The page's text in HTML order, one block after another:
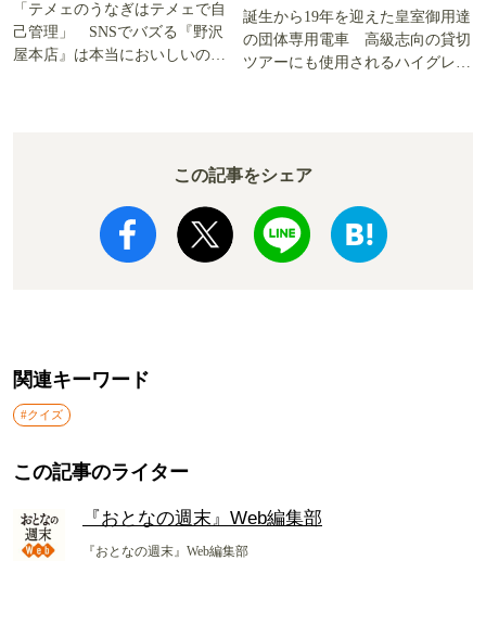
「テメェのうなぎはテメェで自
己管理」 SNSでバズる『野沢
屋本店』は本当においしいの
誕生から19年を迎えた皇室御用達
の団体専用電車 高級志向の貸切
ツアーにも使用されるハイグレー
この記事をシェア
関連キーワード
#クイズ
この記事のライター
『おとなの週末』Web編集部
『おとなの週末』Web編集部